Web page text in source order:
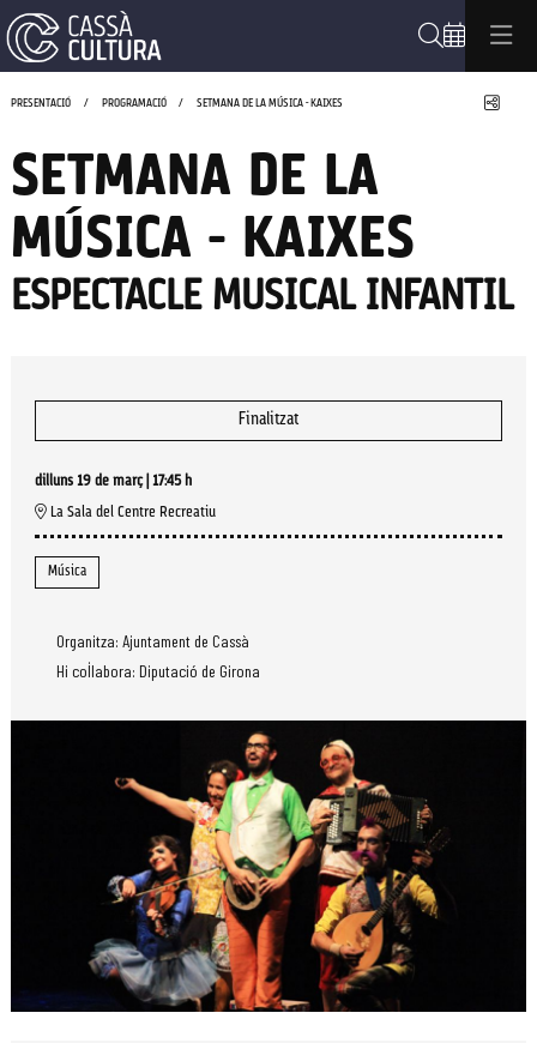
PRESENTACIÓ PROGRAMACIÓ SETMANA DE LA MÚSICA - KAIXES
SETMANA DE LA
MÚSICA - KAIXES
ESPECTACLE MUSICAL INFANTIL
Finalitzat
dilluns 19 de març| 17:45 h
La Sala del Centre Recreatiu
Música
Organitza: Ajuntament de Cassà
Hi col·labora: Diputació de Girona